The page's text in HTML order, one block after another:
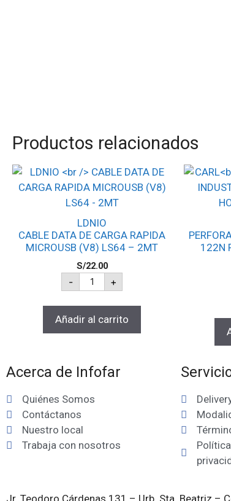
Productos relacionados
LDNIO
CABLE DATA DE CARGA RAPIDA
MICROUSB (V8) LS64 – 2MT
S/22.00
- +
Añadir al carrito
122N
Acerca de Infofar
Quiénes Somos
Contáctanos
Nuestro local
Trabaja con nosotros
Jr. Teodoro Cárdenas 131 – Urb. Sta. Beatriz –